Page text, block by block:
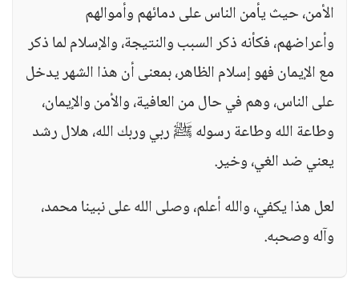
الأمن، حيث يأمن الناس على دمائهم وأموالهم
وأعراضهم، فكأنه ذكر السبب والنتيجة، والإسلام لما ذكر
مع الإيمان فهو إسلام الظاهر، بمعنى أن هذا الشهر يدخل
على الناس، وهم في حال من العافية، والأمن والإيمان،
وطاعة الله وطاعة رسوله ﷺ ربي وربك الله، هلال رشد
يعني ضد الغي، وخير.
لعل هذا يكفي، والله أعلم، وصلى الله على نبينا محمد،
وآله وصحبه.